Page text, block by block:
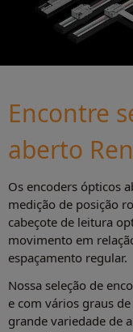
Encontre
aberto
Os encoders ópticos
medição de posição
cabeçote de leitura
movimento em
espaçamento regular.
Nossa seleção de
e com vários graus
grande variedade de